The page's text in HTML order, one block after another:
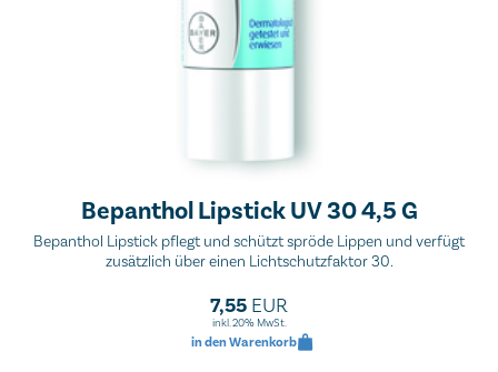
Bepanthol Lipstick UV 30 4,5 G
Bepanthol Lipstick pflegt und schützt spröde Lippen und verfügt
zusätzlich über einen Lichtschutzfaktor 30.
7,55 EUR
inkl. 20% MwSt.
in den Warenkorb